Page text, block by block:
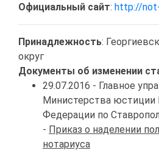
Официальный сайт: http://
Принадлежность:
округ
Документы об изменении
29.07.2016 - Главное
Министерства юстиции
Федерации по
- Приказ о наделении
нотариуса